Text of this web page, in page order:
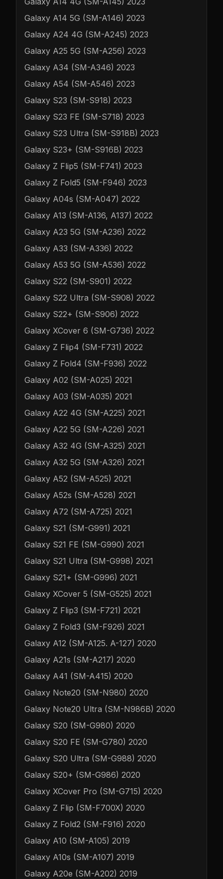
Galaxy A14 5G (SM-A146) 2023
Galaxy A24 4G (SM-A245) 2023
Galaxy A25 5G (SM-A256) 2023
Galaxy A34 (SM-A346) 2023
Galaxy A54 (SM-A546) 2023
Galaxy S23 (SM-S918) 2023
Galaxy S23 FE (SM-S718) 2023
Galaxy S23 Ultra (SM-S918B) 2023
Galaxy S23+ (SM-S916B) 2023
Galaxy Z Flip5 (SM-F741) 2023
Galaxy Z Fold5 (SM-F946) 2023
Galaxy A04s (SM-A047) 2022
Galaxy A13 (SM-A136, A137) 2022
Galaxy A23 5G (SM-A236) 2022
Galaxy A33 (SM-A336) 2022
Galaxy A53 5G (SM-A536) 2022
Galaxy S22 (SM-S901) 2022
Galaxy S22 Ultra (SM-S908) 2022
Galaxy S22+ (SM-S906) 2022
Galaxy XCover 6 (SM-G736) 2022
Galaxy Z Flip4 (SM-F731) 2022
Galaxy Z Fold4 (SM-F936) 2022
Galaxy A02 (SM-A025) 2021
Galaxy A03 (SM-A035) 2021
Galaxy A22 4G (SM-A225) 2021
Galaxy A22 5G (SM-A226) 2021
Galaxy A32 4G (SM-A325) 2021
Galaxy A32 5G (SM-A326) 2021
Galaxy A52 (SM-A525) 2021
Galaxy A52s (SM-A528) 2021
Galaxy A72 (SM-A725) 2021
Galaxy S21 (SM-G991) 2021
Galaxy S21 FE (SM-G990) 2021
Galaxy S21 Ultra (SM-G998) 2021
Galaxy S21+ (SM-G996) 2021
Galaxy XCover 5 (SM-G525) 2021
Galaxy Z Flip3 (SM-F721) 2021
Galaxy Z Fold3 (SM-F926) 2021
Galaxy A12 (SM-A125. A-127) 2020
Galaxy A21s (SM-A217) 2020
Galaxy A41 (SM-A415) 2020
Galaxy Note20 (SM-N980) 2020
Galaxy Note20 Ultra (SM-N986B) 2020
Galaxy S20 (SM-G980) 2020
Galaxy S20 FE (SM-G780) 2020
Galaxy S20 Ultra (SM-G988) 2020
Galaxy S20+ (SM-G986) 2020
Galaxy XCover Pro (SM-G715) 2020
Galaxy Z Flip (SM-F700X) 2020
Galaxy Z Fold2 (SM-F916) 2020
Galaxy A10 (SM-A105) 2019
Galaxy A10s (SM-A107) 2019
Galaxy A20e (SM-A202) 2019